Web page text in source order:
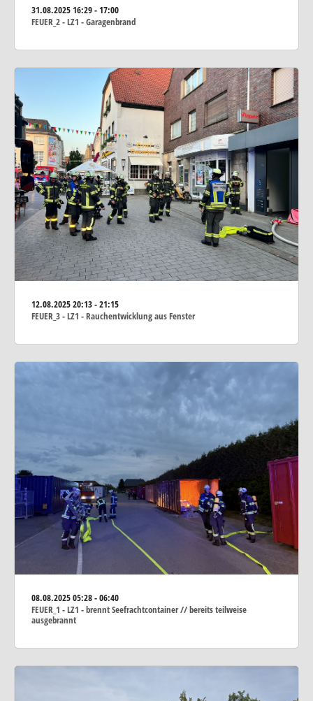
31.08.202516:29 - 17:00
FEUER_2 - LZ1 - Garagenbrand
12.08.202520:13 - 21:15
FEUER_3 - LZ1 - Rauchentwicklung aus Fenster
08.08.202505:28 - 06:40
FEUER_1 - LZ1 - brennt Seefrachtcontainer // bereits teilweise
ausgebrannt